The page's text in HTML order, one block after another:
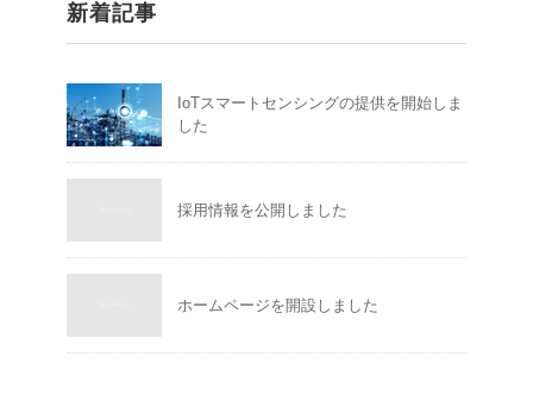
新着記事
IoTスマートセンシングの提供を開始しま
した
採用情報を公開しました
ホームページを開設しました